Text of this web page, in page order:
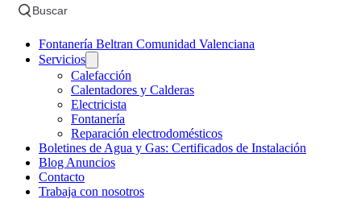
Buscar
Fontanería Beltran Comunidad Valenciana
Servicios
Calefacción
Calentadores y Calderas
Electricista
Fontanería
Reparación electrodomésticos
Boletines de Agua y Gas: Certificados de Instalación
Blog Anuncios
Contacto
Trabaja con nosotros